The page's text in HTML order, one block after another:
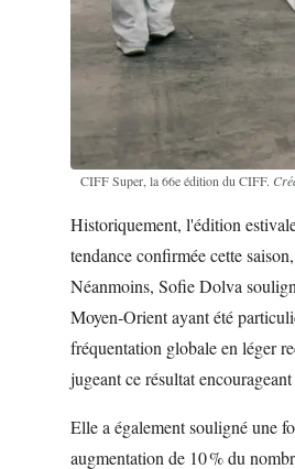
CIFF Super, la 66e édition du CIFF.
Historiquement, l'édition
tendance confirmée cette
Néanmoins, Sofie Dolva
Moyen-Orient ayant été
fréquentation globale en léger
jugeant ce résultat
Elle a également souligné une
augmentation de 10 % du